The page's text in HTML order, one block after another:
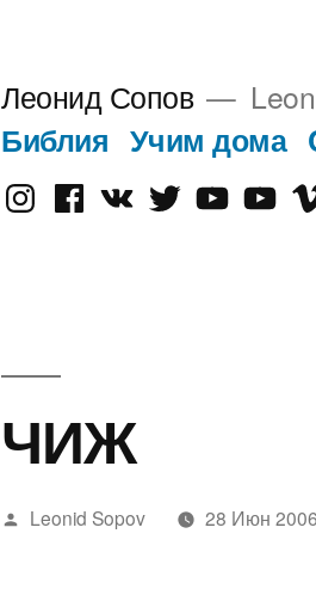
Леонид Сопов
Библия Учим дома
InstagramFacebook
VK TwitterYoutube
Old
ЧИЖ
Написано
Leonid Sopov 28 Июн 2006